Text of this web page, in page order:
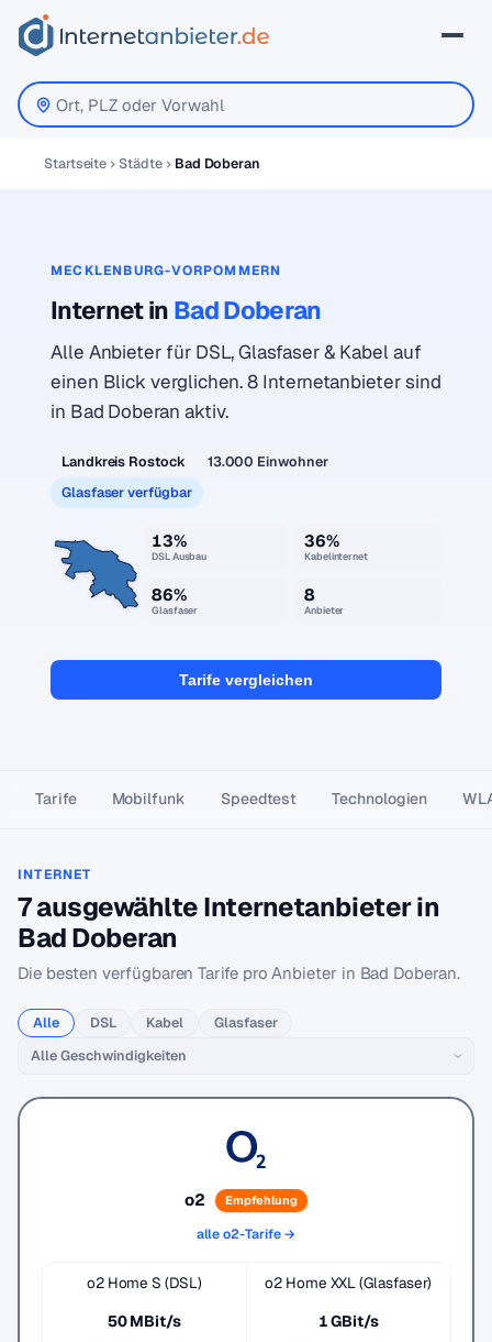
Startseite Städte Bad Doberan
MECKLENBURG-VORPOMMERN
Internet in Bad Doberan
Alle Anbieter für DSL, Glasfaser & Kabel auf
einen Blick verglichen. 8 Internetanbieter sind
in Bad Doberan aktiv.
Landkreis Rostock
13.000 Einwohner
Glasfaser verfügbar
13%
DSL Ausbau
36%
Kabelinternet
86%
Glasfaser
8
Anbieter
Tarife vergleichen
Tarife Mobilfunk Speedtest Technologien
INTERNET
7 ausgewählte Internetanbieter in
Bad Doberan
Die besten verfügbaren Tarife pro Anbieter in Bad Doberan.
Alle DSL Kabel Glasfaser
o2 Empfehlung
alle o2-Tarife →
o2 Home S (DSL)
50 MBit/s
o2 Home XXL (Glasfaser)
1 GBit/s